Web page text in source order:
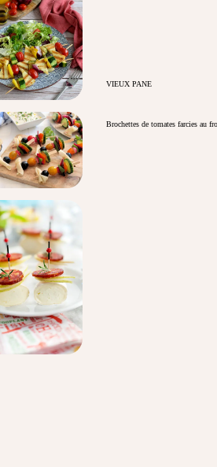
VIEUX PANE
Brochettes de tomates farcies au